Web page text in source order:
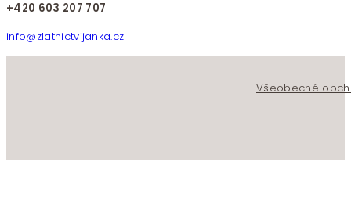
+420 603 207 707
info@zlatnictvijanka.cz
Všeobecné